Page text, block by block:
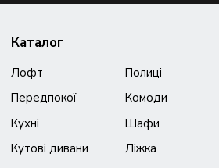
Каталог
Лофт
Передпокої
Кухні
Кутові дивани
Полиці
Комоди
Шафи
Ліжка